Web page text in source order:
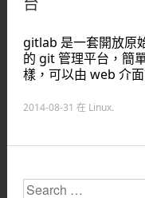
gitlab 是一套開放原
的 git 管理平台，簡
樣，可以由 web 介
2014-08-31 在 Linux.
Search